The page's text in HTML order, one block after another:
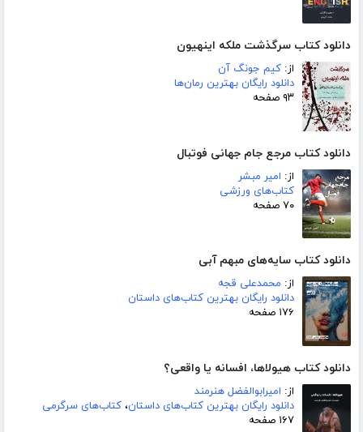
دانلود کتاب سرگذشت ملکه اینهیون
از: کیم جونگ آن
دانلود رایگان بهترین رمان‌ها
۹۳ صفحه
دانلود کتاب مرجع جام جهانی فوتبال
از: امیر مبشر
کتاب‌های ورزشی
۷۰ صفحه
دانلود کتاب سایه‌های مبهم آبی
از: محمدعلی قجه
دانلود رایگان بهترین کتاب‌های داستان
۱۷۶ صفحه
دانلود کتاب هیولاها، افسانه یا واقعی؟
از: امیرابوالفضل هنرمند
دانلود رایگان بهترین کتاب‌های داستان، کتاب‌های سرگرمی
۱۶۷ صفحه